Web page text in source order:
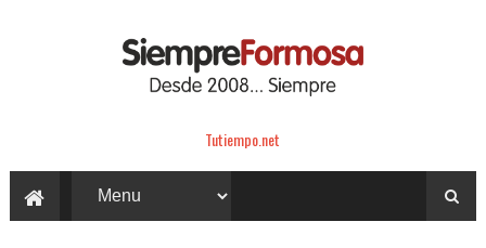
Tutiempo.net